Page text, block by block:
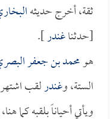
ثقة، أخرج حديثه
[حدثناغندر].
هومحمد بن جعفر
الستة، وغندرلقب
ويأتي أحياناً بلقبه كما